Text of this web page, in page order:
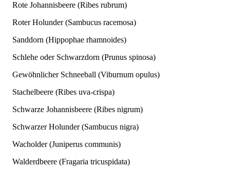
Rote Johannisbeere (Ribes rubrum)
Roter Holunder (Sambucus racemosa)
Sanddorn (Hippophae rhamnoides)
Schlehe oder Schwarzdorn (Prunus spinosa)
Gewöhnlicher Schneeball (Viburnum opulus)
Stachelbeere (Ribes uva-crispa)
Schwarze Johannisbeere (Ribes nigrum)
Schwarzer Holunder (Sambucus nigra)
Wacholder (Juniperus communis)
Walderdbeere (Fragaria tricuspidata)